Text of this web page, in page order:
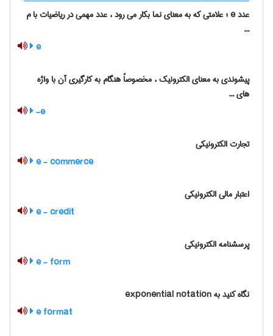
عدد e ؛ علامتی که به معنای نما بکار می رود ، عدد مهمی در ریاضیات با م
...
e
پیشوندی به معنای الکترونیک ، مخصوصاً هنگام به کارگیری آن با واژه
های ...
e-
تجارت الکترونیکی
e - commerce
اعتبار مالی الکترونیکی
e - credit
پرسشنامه الکترونیکی
e - form
نگاه کنید به exponential notation
e format